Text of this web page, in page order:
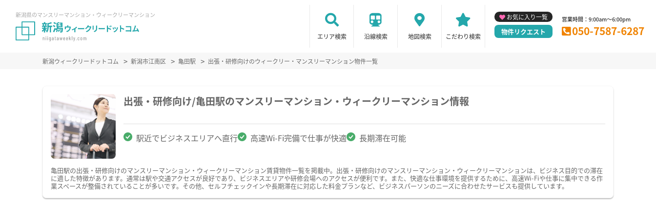
新潟県のマンスリーマンション・ウィークリーマンション
エリア検索 沿線検索 地図検索 こだわり検索
お気に入り一覧
物件リクエスト
営業時間：9:00am～6:00pm
050-7587-6287
新潟ウィークリードットコム 新潟市江南区 亀田駅 出張・研修向けのウィークリー・マンスリーマンション物件一覧
出張・研修向け/亀田駅のマンスリーマンション・ウィークリーマンション情報
駅近でビジネスエリアへ直行 高速Wi-Fi完備で仕事が快適 長期滞在可能
亀田駅の出張・研修向けのマンスリーマンション・ウィークリーマンション賃貸物件一覧を掲載中。出張・研修向けのマンスリーマンション・ウィークリーマンションは、ビジネス目的での滞在
に適した特徴があります。通常は駅や交通アクセスが良好であり、ビジネスエリアや研修会場へのアクセスが便利です。また、快適な仕事環境を提供するために、高速Wi-Fiや仕事に集中できる作
業スペースが整備されていることが多いです。その他、セルフチェックインや長期滞在に対応した料金プランなど、ビジネスパーソンのニーズに合わせたサービスも提供しています。